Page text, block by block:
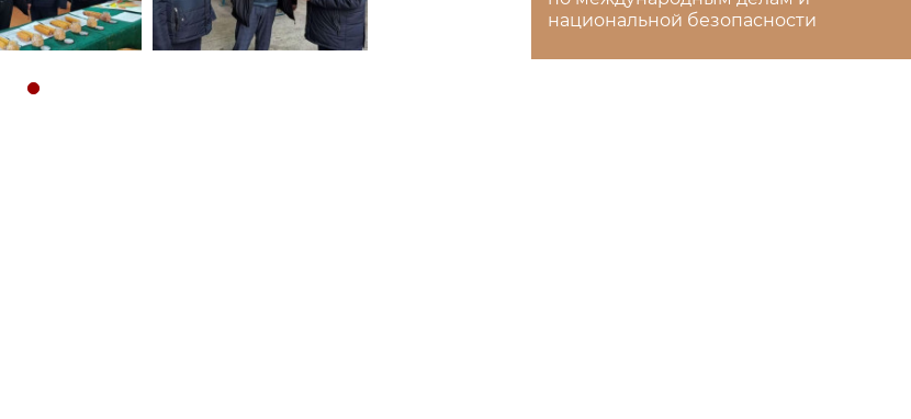
национальной безопасности